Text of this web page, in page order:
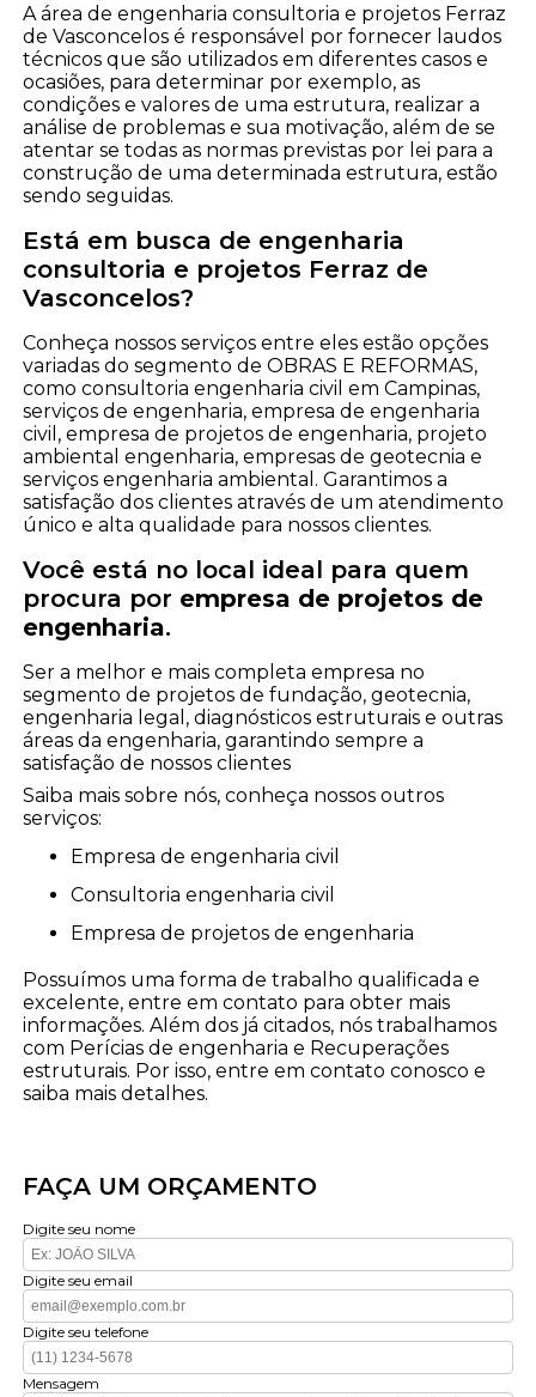
A área de engenharia consultoria e projetos Ferraz
de Vasconcelos é responsável por fornecer laudos
técnicos que são utilizados em diferentes casos e
ocasiões, para determinar por exemplo, as
condições e valores de uma estrutura, realizar a
análise de problemas e sua motivação, além de se
atentar se todas as normas previstas por lei para a
construção de uma determinada estrutura, estão
sendo seguidas.
Está em busca de engenharia
consultoria e projetos Ferraz de
Vasconcelos?
Conheça nossos serviços entre eles estão opções
variadas do segmento de OBRAS E REFORMAS,
como consultoria engenharia civil em Campinas,
serviços de engenharia, empresa de engenharia
civil, empresa de projetos de engenharia, projeto
ambiental engenharia, empresas de geotecnia e
serviços engenharia ambiental. Garantimos a
satisfação dos clientes através de um atendimento
único e alta qualidade para nossos clientes.
Você está no local ideal para quem
procura por empresa de projetos de
engenharia.
Ser a melhor e mais completa empresa no
segmento de projetos de fundação, geotecnia,
engenharia legal, diagnósticos estruturais e outras
áreas da engenharia, garantindo sempre a
satisfação de nossos clientes
Saiba mais sobre nós, conheça nossos outros
serviços:
empresa de engenharia civil
consultoria engenharia civil
empresa de projetos de engenharia
Possuímos uma forma de trabalho qualificada e
excelente, entre em contato para obter mais
informações. Além dos já citados, nós trabalhamos
com Perícias de engenharia e Recuperações
estruturais. Por isso, entre em contato conosco e
saiba mais detalhes.
FAÇA UM ORÇAMENTO
Digite seu nome
Digite seu email
Digite seu telefone
Mensagem